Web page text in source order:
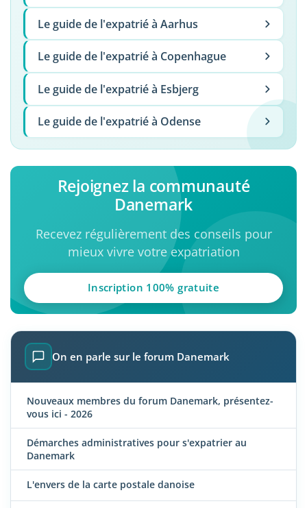
Le guide de l'expatrié à Aarhus
Le guide de l'expatrié à Copenhague
Le guide de l'expatrié à Esbjerg
Le guide de l'expatrié à Odense
Rejoignez la communauté
Danemark
Recevez régulièrement des conseils pour
mieux vivre votre expatriation
Inscription 100% gratuite
On en parle sur le forum Danemark
Nouveaux membres du forum Danemark, présentez-
vous ici - 2026
Démarches administratives pour s'expatrier au
Danemark
L'envers de la carte postale danoise